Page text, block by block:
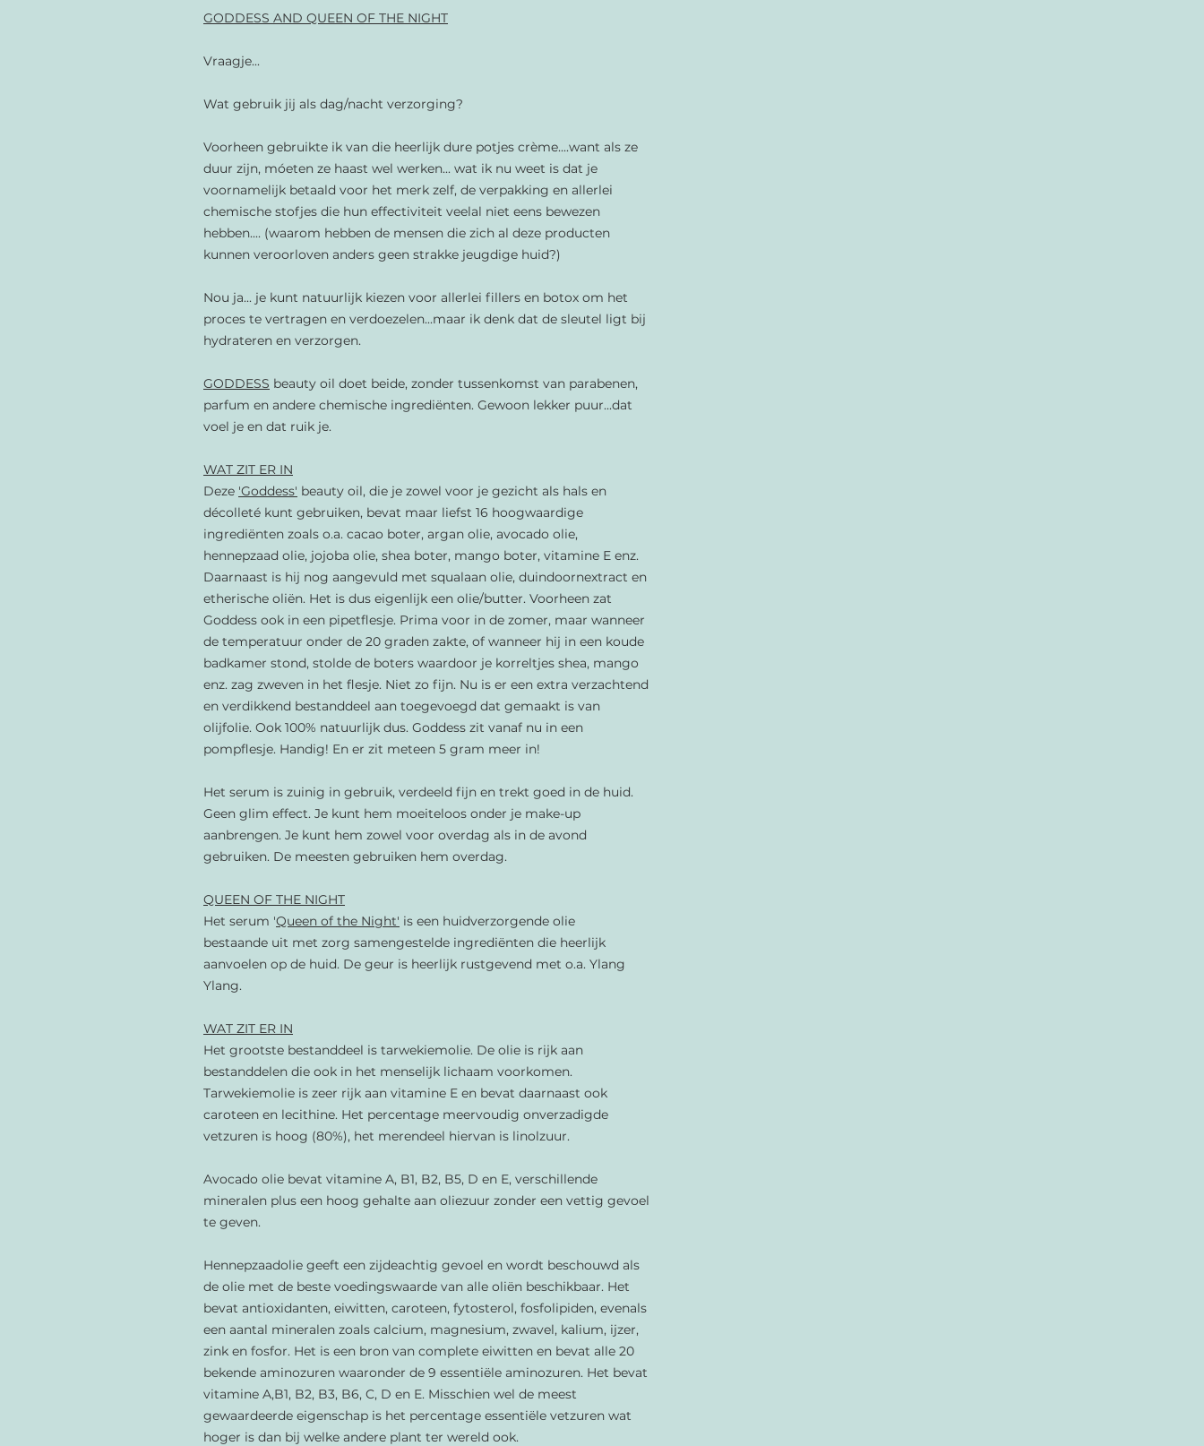
GODDESS AND QUEEN OF THE NIGHT
Vraagje...
Wat gebruik jij als dag/nacht verzorging?
Voorheen gebruikte ik van die heerlijk dure potjes crème....want als ze
duur zijn, móeten ze haast wel werken... wat ik nu weet is dat je
voornamelijk betaald voor het merk zelf, de verpakking en allerlei
chemische stofjes die hun effectiviteit veelal niet eens bewezen
hebben.... (waarom hebben de mensen die zich al deze producten
kunnen veroorloven anders geen strakke jeugdige huid?)
Nou ja... je kunt natuurlijk kiezen voor allerlei fillers en botox om het
proces te vertragen en verdoezelen...maar ik denk dat de sleutel ligt bij
hydrateren en verzorgen.
GODDESS beauty oil doet beide, zonder tussenkomst van parabenen,
parfum en andere chemische ingrediënten. Gewoon lekker puur...dat
voel je en dat ruik je.
WAT ZIT ER IN
Deze 'Goddess' beauty oil, die je zowel voor je gezicht als hals en
décolleté kunt gebruiken, bevat maar liefst 16 hoogwaardige
ingrediënten zoals o.a. cacao boter, argan olie, avocado olie,
hennepzaad olie, jojoba olie, shea boter, mango boter, vitamine E enz.
Daarnaast is hij nog aangevuld met squalaan olie, duindoornextract en
etherische oliën. Het is dus eigenlijk een olie/butter. Voorheen zat
Goddess ook in een pipetflesje. Prima voor in de zomer, maar wanneer
de temperatuur onder de 20 graden zakte, of wanneer hij in een koude
badkamer stond, stolde de boters waardoor je korreltjes shea, mango
enz. zag zweven in het flesje. Niet zo fijn. Nu is er een extra verzachtend
en verdikkend bestanddeel aan toegevoegd dat gemaakt is van
olijfolie. Ook 100% natuurlijk dus. Goddess zit vanaf nu in een
pompflesje. Handig! En er zit meteen 5 gram meer in!
Het serum is zuinig in gebruik, verdeeld fijn en trekt goed in de huid.
Geen glim effect. Je kunt hem moeiteloos onder je make-up
aanbrengen. Je kunt hem zowel voor overdag als in de avond
gebruiken. De meesten gebruiken hem overdag.
QUEEN OF THE NIGHT
Het serum 'Queen of the Night' is een huidverzorgende olie
bestaande uit met zorg samengestelde ingrediënten die heerlijk
aanvoelen op de huid. De geur is heerlijk rustgevend met o.a. Ylang
Ylang.
WAT ZIT ER IN
Het grootste bestanddeel is tarwekiemolie. De olie is rijk aan
bestanddelen die ook in het menselijk lichaam voorkomen.
Tarwekiemolie is zeer rijk aan vitamine E en bevat daarnaast ook
caroteen en lecithine. Het percentage meervoudig onverzadigde
vetzuren is hoog (80%), het merendeel hiervan is linolzuur.
Avocado olie bevat vitamine A, B1, B2, B5, D en E, verschillende
mineralen plus een hoog gehalte aan oliezuur zonder een vettig gevoel
te geven.
Hennepzaadolie geeft een zijdeachtig gevoel en wordt beschouwd als
de olie met de beste voedingswaarde van alle oliën beschikbaar. Het
bevat antioxidanten, eiwitten, caroteen, fytosterol, fosfolipiden, evenals
een aantal mineralen zoals calcium, magnesium, zwavel, kalium, ijzer,
zink en fosfor. Het is een bron van complete eiwitten en bevat alle 20
bekende aminozuren waaronder de 9 essentiële aminozuren. Het bevat
vitamine A,B1, B2, B3, B6, C, D en E. Misschien wel de meest
gewaardeerde eigenschap is het percentage essentiële vetzuren wat
hoger is dan bij welke andere plant ter wereld ook.